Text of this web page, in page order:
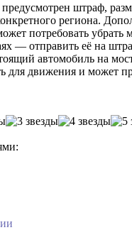
штраф,
региона.
потребовать убрать
— отправить её на
автомобиль на
для движения и может